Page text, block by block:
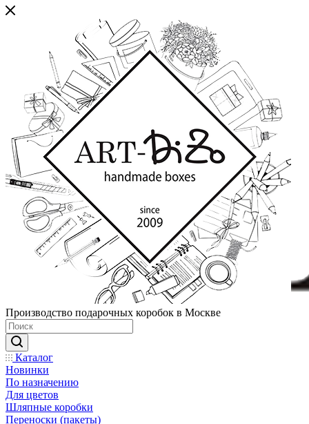
Производство подарочных коробок в Москве
Каталог
Новинки
По назначению
Для цветов
Шляпные коробки
Переноски (пакеты)